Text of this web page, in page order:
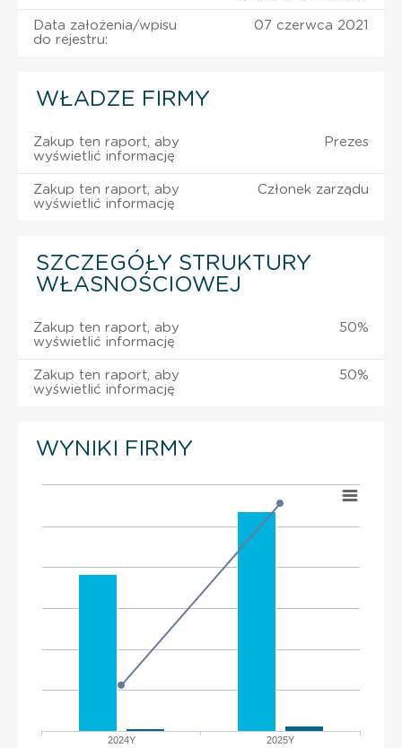
Data założenia/wpisu
do rejestru:
07 czerwca 2021
WŁADZE FIRMY
Zakup ten raport, aby
wyświetlić informację
Prezes
Zakup ten raport, aby
wyświetlić informację
Członek zarządu
SZCZEGÓŁY STRUKTURY
WŁASNOŚCIOWEJ
Zakup ten raport, aby
wyświetlić informację
50%
Zakup ten raport, aby
wyświetlić informację
50%
WYNIKI FIRMY
2024Y 2025Y